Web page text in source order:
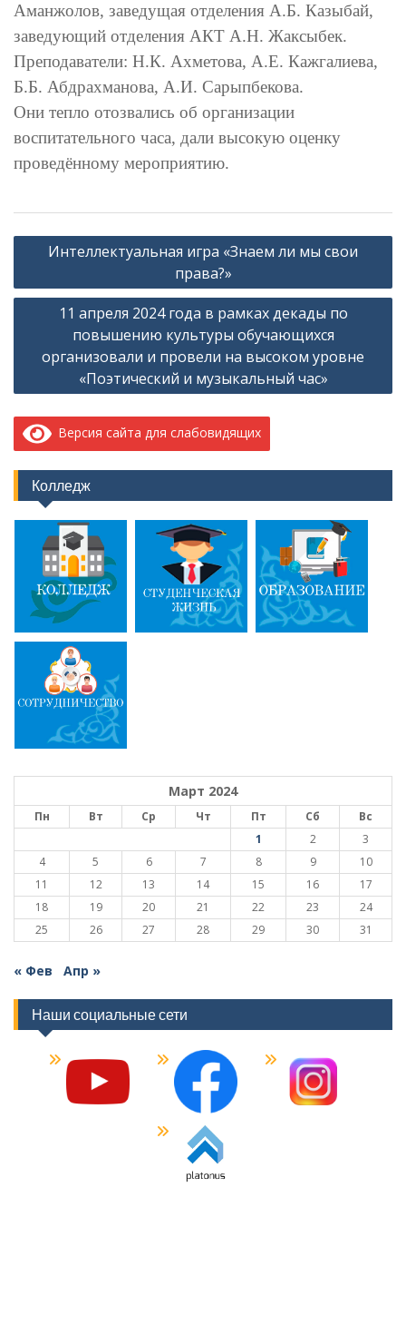
Аманжолов, заведущая отделения А.Б. Казыбай,
заведующий отделения АКТ А.Н. Жаксыбек.
Преподаватели: Н.К. Ахметова, А.Е. Кажгалиева,
Б.Б. Абдрахманова, А.И. Сарыпбекова.
Они тепло отозвались об организации
воспитательного часа, дали высокую оценку
проведённому мероприятию.
Навигация
записям
Интеллектуальная игра «Знаем ли мы свои
права?»
11 апреля 2024 года в рамках декады по
повышению культуры обучающихся
организовали и провели на высоком уровне
«Поэтический и музыкальный час»
Версия сайта для слабовидящих
Колледж
Март 2024
Пн Вт Ср Чт Пт Сб
Вс
1
2
3
4
5 6 7 8 9
10
11
12 13 14 15 16
17
18
19 20 21 22 23
24
25
26 27 28 29 30 31
« Фев Апр »
Наши социальные сети